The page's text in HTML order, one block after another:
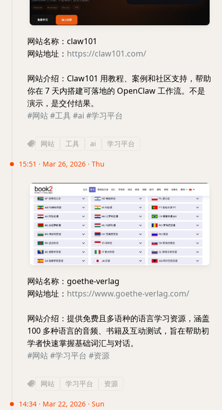
网站名称：claw101
网站地址： https://claw101.com/
网站介绍：Claw101 用教程、案例和社区支持，帮助
你在 7 天内搭建可落地的 OpenClaw 工作流。不是
演示，是交付结果。
#网站#工具#ai #学习平台
网站 工具 ai 学习平台
15:51 · Mar 26, 2026 · Thu
网站名称：goethe-verlag
网站地址： https://www.goethe-verlag.com/
网站介绍：提供免费且多语种的语言学习资源，涵盖
100 多种语言的音频、书籍及互动测试，旨在帮助初
学者快速掌握基础词汇与对话。
#网站#学习平台 #资源
网站 学习平台 资源
14:34 · Mar 22, 2026 · Sun